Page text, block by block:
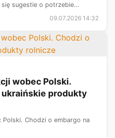
się sugestie o potrzebie
09.07.2026 14:32
wobec Polski.
ukraińskie produkty
Polski. Chodzi o embargo na